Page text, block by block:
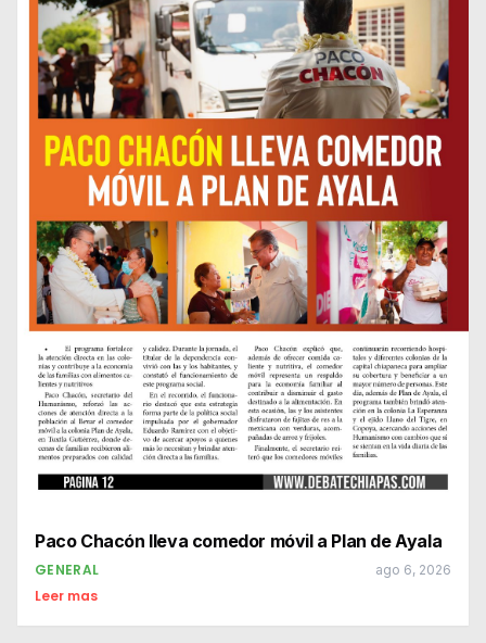
Paco Chacón lleva comedor móvil a Plan de Ayala
GENERAL ago 6, 2026
Leer mas